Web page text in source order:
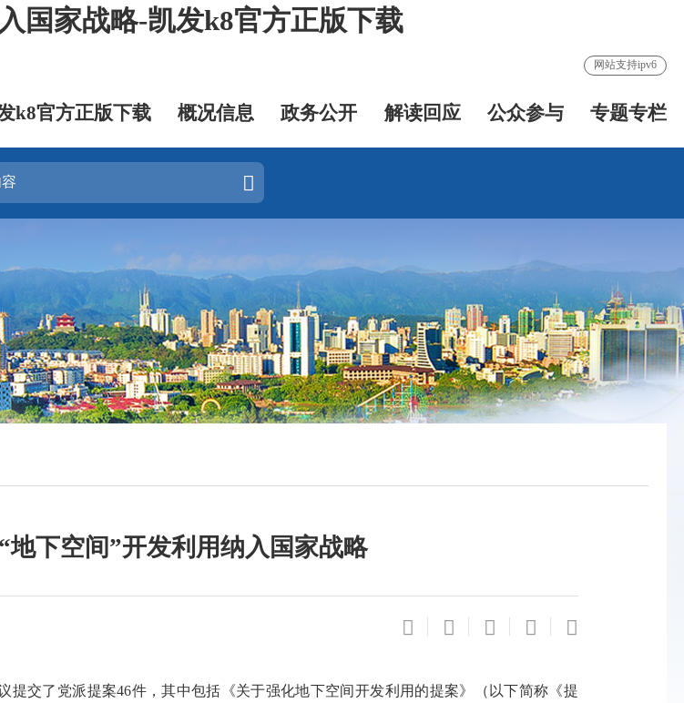
国家战略-凯发k8官方正版下载
网站支持ipv6
k8官方正版下载 概况信息 政务公开 解读回应 公众参与 专题专栏
地下空间”开发利用纳入国家战略
交了党派提案46件，其中包括《关于强化地下空间开发利用的提案》（以下简称《提